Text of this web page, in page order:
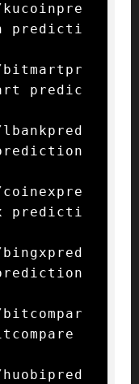
predicti
predic
predicti